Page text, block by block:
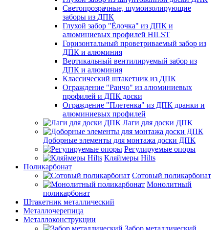
Светопрозрачные, шумоизолирующие
заборы из ДПК
Глухой забор "Ёлочка" из ДПК и
алюминиевых профилей HILST
Горизонтальный проветриваемый забор из
ДПК и алюминия
Вертикальный вентилируемый забор из
ДПК и алюминия
Классический штакетник из ДПК
Ограждение "Ранчо" из алюминиевых
профилей и ДПК доски
Ограждение "Плетенка" из ДПК дранки и
алюминиевых профилей
Лаги для доски ДПК
Доборные элементы для монтажа доски ДПК
Регулируемые опоры
Кляймеры Hilts
Поликарбонат
Сотовый поликарбонат
Монолитный
поликарбонат
Штакетник металлический
Металлочерепица
Металлоконструкции
Забор металлический